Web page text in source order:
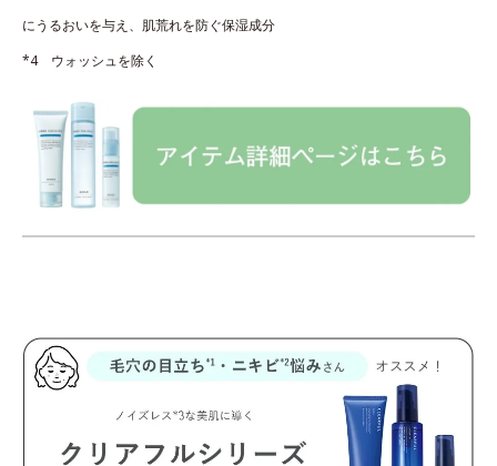
にうるおいを与え、肌荒れを防ぐ保湿成分
*4 ウォッシュを除く